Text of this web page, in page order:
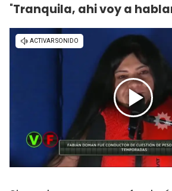
"Tranquila, ahi voy a